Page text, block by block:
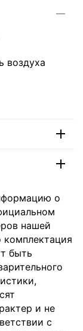
воздуха
о
нашей
комплектация
быть
и не
с